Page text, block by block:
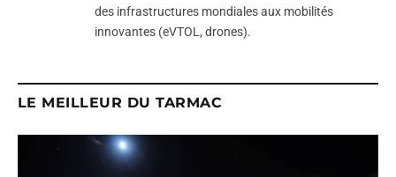
des infrastructures mondiales aux mobilités
innovantes (eVTOL, drones).
LE MEILLEUR DU TARMAC